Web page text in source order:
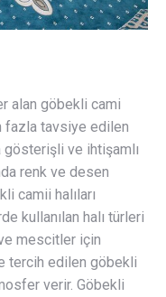
alan göbekli cami
fazla tavsiye edilen
ve ihtişamlı
renk ve desen
camii halıları
kullanılan halı türleri
mescitler için
tercih edilen göbekli
verir. Göbekli